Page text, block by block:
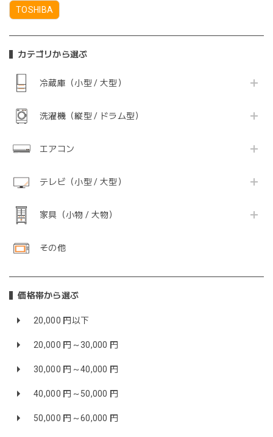
TOSHIBA
カテゴリから選ぶ
冷蔵庫（小型 / 大型）
洗濯機（縦型 / ドラム型）
エアコン
テレビ（小型 / 大型）
家具（小物 / 大物）
その他
価格帯から選ぶ
20,000 円以下
20,000 円～30,000 円
30,000 円～40,000 円
40,000 円～50,000 円
50,000 円～60,000 円